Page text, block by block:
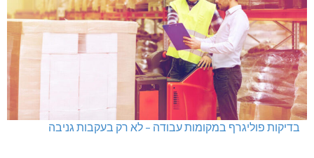
בדיקות פוליגרף במקומות עבודה – לא רק בעקבות גניבה